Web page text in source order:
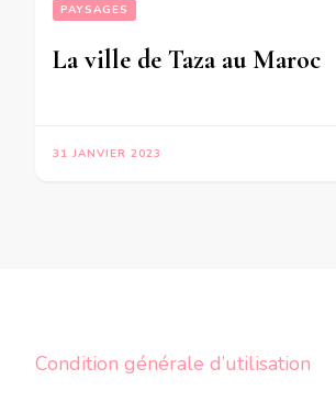
PAYSAGES
La ville de Taza au Maroc
31 JANVIER 2023
Condition générale d’utilisation